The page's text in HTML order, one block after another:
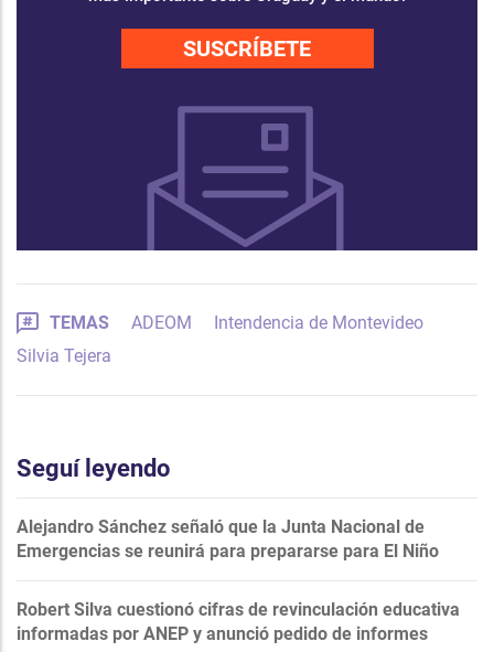
SUSCRÍBETE
TEMAS ADEOM
Intendencia de Montevideo
Silvia Tejera
Seguí leyendo
Alejandro Sánchez señaló que la Junta Nacional de
Emergencias se reunirá para prepararse para El Niño
Robert Silva cuestionó cifras de revinculación educativa
informadas por ANEP y anunció pedido de informes